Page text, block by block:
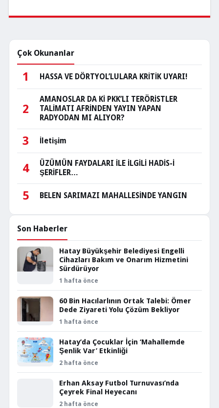
Çok Okunanlar
1 HASSA VE DÖRTYOL’LULARA KRİTİK UYARI!
2
AMANOSLAR DA Kİ PKK’LI TERÖRİSTLER
TALİMATI AFRİNDEN YAYIN YAPAN
RADYODAN MI ALIYOR?
3 İletişim
4
ÜZÜMÜN FAYDALARI İLE İLGİLİ HADİS-İ
ŞERİFLER…
5 BELEN SARIMAZI MAHALLESİNDE YANGIN
Son Haberler
Hatay Büyükşehir Belediyesi Engelli
Cihazları Bakım ve Onarım Hizmetini
Sürdürüyor
1 hafta önce
60 Bin Hacılarlının Ortak Talebi: Ömer
Dede Ziyareti Yolu Çözüm Bekliyor
1 hafta önce
Hatay’da Çocuklar İçin ‘Mahallemde
Şenlik Var’ Etkinliği
2 hafta önce
Erhan Aksay Futbol Turnuvası’nda
Çeyrek Final Heyecanı
2 hafta önce